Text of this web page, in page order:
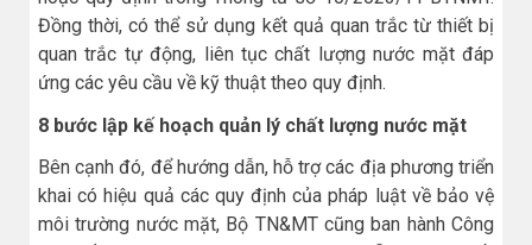
Đồng thời, có thể sử dụng kết quả quan trắc từ thiết bị
quan trắc tự động, liên tục chất lượng nước mặt đáp
ứng các yêu cầu về kỹ thuật theo quy định.
8 bước lập kế hoạch quản lý chất lượng nước mặt
Bên cạnh đó, để hướng dẫn, hỗ trợ các địa phương triển
khai có hiệu quả các quy định của pháp luật về bảo vệ
môi trường nước mặt, Bộ TN&MT cũng ban hành Công